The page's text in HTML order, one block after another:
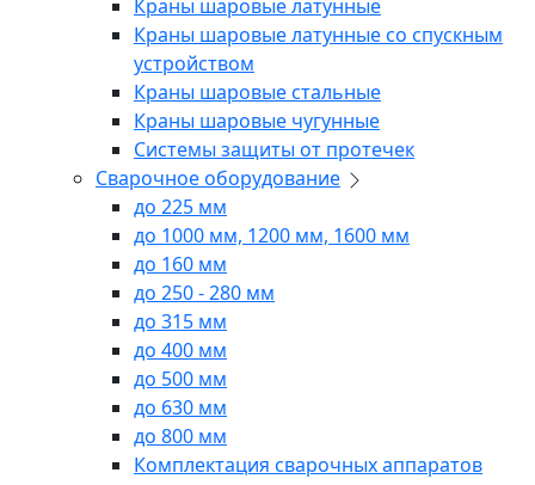
Краны шаровые латунные
Краны шаровые латунные со спускным
устройством
Краны шаровые стальные
Краны шаровые чугунные
Системы защиты от протечек
Сварочное оборудование
до 225 мм
до 1000 мм, 1200 мм, 1600 мм
до 160 мм
до 250 - 280 мм
до 315 мм
до 400 мм
до 500 мм
до 630 мм
до 800 мм
Комплектация сварочных аппаратов